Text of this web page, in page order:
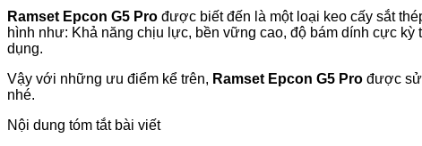
Ramset Epcon G5 Pro được biết đến là một loại keo cấy sắt
hình như: Khả năng chịu lực, bền vững cao, độ bám dính cực
dụng.
Vậy với những ưu điểm kể trên, Ramset Epcon G5 Pro được sử
nhé.
Nội dung tóm tắt bài viết